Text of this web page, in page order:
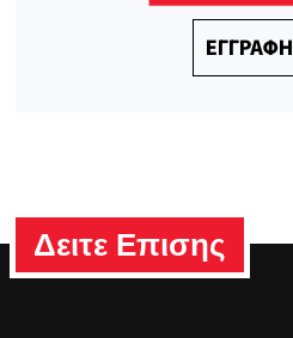
ΕΓΓΡΑΦΗ
Δειτε Επισης